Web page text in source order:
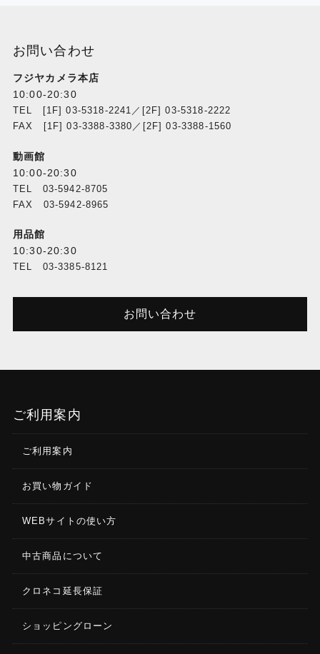
お問い合わせ
フジヤカメラ本店
10:00-20:30
TEL [1F] 03-5318-2241／[2F] 03-5318-2222
FAX [1F] 03-3388-3380／[2F] 03-3388-1560
動画館
10:00-20:30
TEL 03-5942-8705
FAX 03-5942-8965
用品館
10:30-20:30
TEL 03-3385-8121
お問い合わせ
ご利用案内
ご利用案内
お買い物ガイド
WEBサイトの使い方
中古商品について
クロネコ延長保証
ショッピングローン